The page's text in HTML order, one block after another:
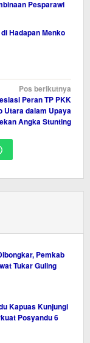
Pesparawi
Hadapan Menko
Pos berikutnya
Peran TP PKK
Utara dalam Upaya
Angka Stunting
Pemkab
Tukar Guling
Kapuas Kunjungi
Posyandu 6